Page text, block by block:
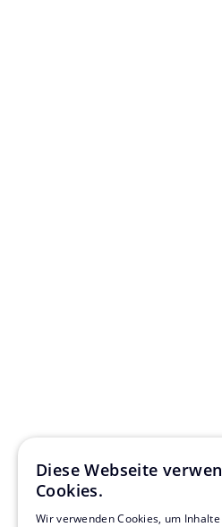
Diese Webseite
Cookies.
Wir verwenden Cookies, um